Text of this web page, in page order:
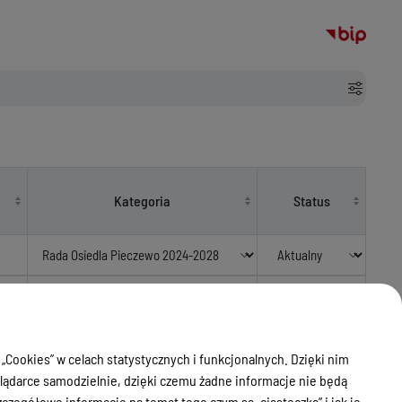
Kategoria Status
Rada Osiedla Pieczewo 2024-2028 Aktualny
w celach statystycznych i funkcjonalnych. Dzięki nim
samodzielnie, dzięki czemu żadne informacje nie będą